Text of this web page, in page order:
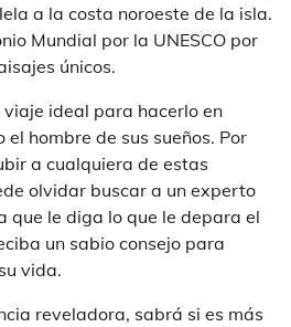
a la costa noroeste de la isla.
Mundial por la UNESCO por
únicos.
ideal para hacerlo en
hombre de sus sueños. Por
a cualquiera de estas
olvidar buscar a un experto
que le diga lo que le depara el
un sabio consejo para
vida.
reveladora, sabrá si es más